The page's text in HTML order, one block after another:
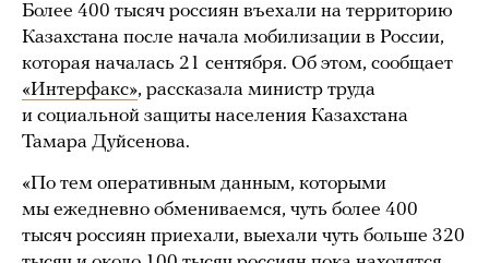
Более 400 тысяч россиян въехали на территорию
Казахстана после начала мобилизации в России,
которая началась 21 сентября. Об этом, сообщает
«Интерфакс», рассказала министр труда
и социальной защиты населения Казахстана
Тамара Дуйсенова.
«По тем оперативным данным, которыми
мы ежедневно обмениваемся, чуть более 400
тысяч россиян приехали, выехали чуть больше 320